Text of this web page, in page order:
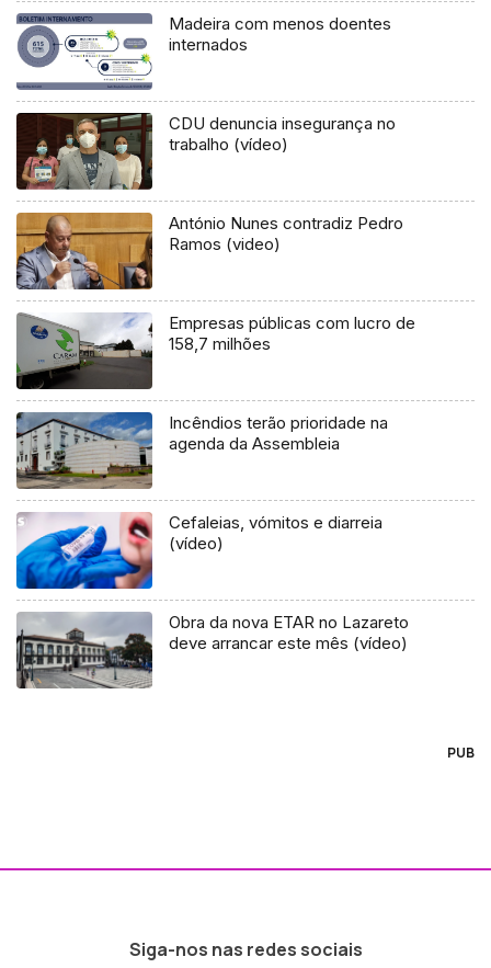
Madeira com menos doentes
internados
CDU denuncia insegurança no
trabalho (vídeo)
António Nunes contradiz Pedro
Ramos (video)
Empresas públicas com lucro de
158,7 milhões
Incêndios terão prioridade na
agenda da Assembleia
Cefaleias, vómitos e diarreia
(vídeo)
Obra da nova ETAR no Lazareto
deve arrancar este mês (vídeo)
PUB
Siga-nos nas redes sociais